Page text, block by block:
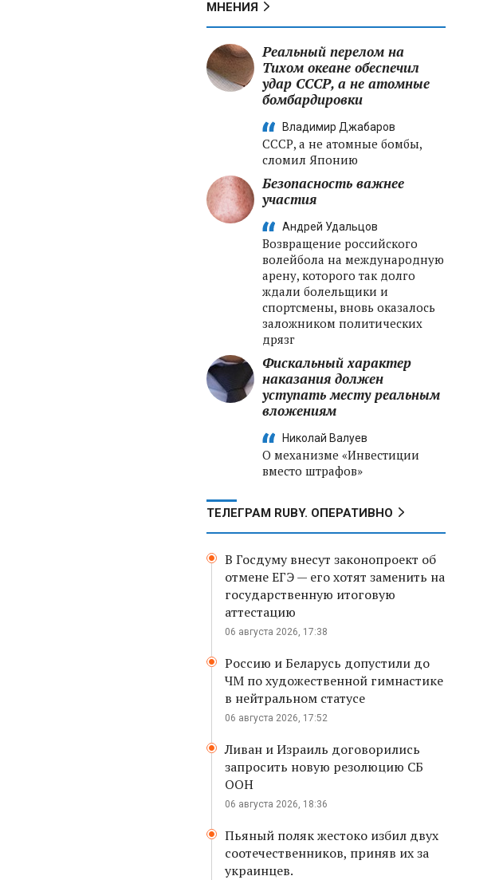
МНЕНИЯ
Реальный перелом на
Тихом океане обеспечил
удар СССР, а не атомные
бомбардировки
Владимир Джабаров
СССР, а не атомные бомбы,
сломил Японию
Безопасность важнее
участия
Андрей Удальцов
Возвращение российского
волейбола на международную
арену, которого так долго
ждали болельщики и
спортсмены, вновь оказалось
заложником политических
дрязг
Фискальный характер
наказания должен
уступать месту реальным
вложениям
Николай Валуев
О механизме «Инвестиции
вместо штрафов»
ТЕЛЕГРАМ RUBY. ОПЕРАТИВНО
В Госдуму внесут законопроект об
отмене ЕГЭ — его хотят заменить на
государственную итоговую
аттестацию
06 августа 2026, 17:38
Россию и Беларусь допустили до
ЧМ по художественной гимнастике
в нейтральном статусе
06 августа 2026, 17:52
Ливан и Израиль договорились
запросить новую резолюцию СБ
ООН
06 августа 2026, 18:36
Пьяный поляк жестоко избил двух
соотечественников, приняв их за
украинцев.